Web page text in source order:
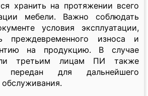
хранить на протяжении всего
мебели. Важно соблюдать
условия эксплуатации,
преждевременного износа и
на продукцию. В случае
третьим лицам ПИ также
для дальнейшего